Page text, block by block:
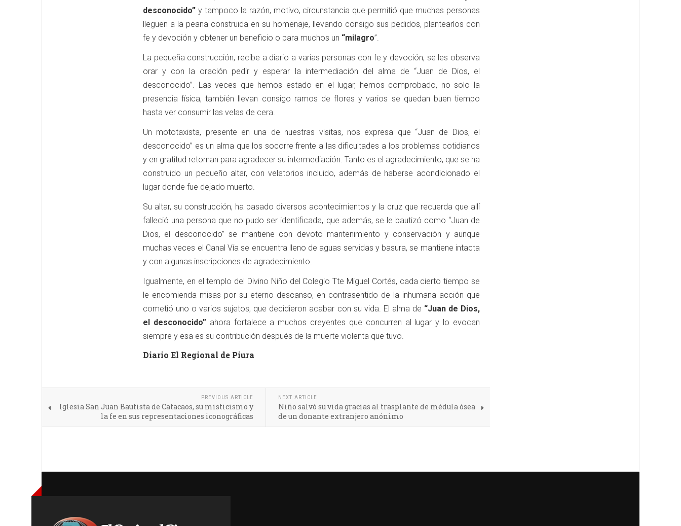
desconocido” y tampoco la razón, motivo, circunstancia que permitió que muchas personas
lleguen a la peana construida en su homenaje, llevando consigo sus pedidos, plantearlos con
fe y devoción y obtener un beneficio o para muchos un “milagro”.
La pequeña construcción, recibe a diario a varias personas con fe y devoción, se les observa
orar y con la oración pedir y esperar la intermediación del alma de “Juan de Dios, el
desconocido”. Las veces que hemos estado en el lugar, hemos comprobado, no solo la
presencia física, también llevan consigo ramos de flores y varios se quedan buen tiempo
hasta ver consumir las velas de cera.
Un mototaxista, presente en una de nuestras visitas, nos expresa que “Juan de Dios, el
desconocido” es un alma que los socorre frente a las dificultades a los problemas cotidianos
y en gratitud retornan para agradecer su intermediación. Tanto es el agradecimiento, que se ha
construido un pequeño altar, con velatorios incluido, además de haberse acondicionado el
lugar donde fue dejado muerto.
Su altar, su construcción, ha pasado diversos acontecimientos y la cruz que recuerda que allí
falleció una persona que no pudo ser identificada, que además, se le bautizó como “Juan de
Dios, el desconocido” se mantiene con devoto mantenimiento y conservación y aunque
muchas veces el Canal Vía se encuentra lleno de aguas servidas y basura, se mantiene intacta
y con algunas inscripciones de agradecimiento.
Igualmente, en el templo del Divino Niño del Colegio Tte Miguel Cortés, cada cierto tiempo se
le encomienda misas por su eterno descanso, en contrasentido de la inhumana acción que
cometió uno o varios sujetos, que decidieron acabar con su vida. El alma de “Juan de Dios,
el desconocido”ahora fortalece a muchos creyentes que concurren al lugar y lo evocan
siempre y esa es su contribución después de la muerte violenta que tuvo.
Diario El Regional de Piura
PREVIOUS ARTICLE
Iglesia San Juan Bautista de Catacaos, su misticismo y
la fe en sus representaciones iconográficas
NEXT ARTICLE
Niño salvó su vida gracias al trasplante de médula ósea
de un donante extranjero anónimo